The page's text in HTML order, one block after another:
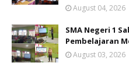
August 04, 2026
SMA Negeri 1
Pembelajaran
August 03, 2026